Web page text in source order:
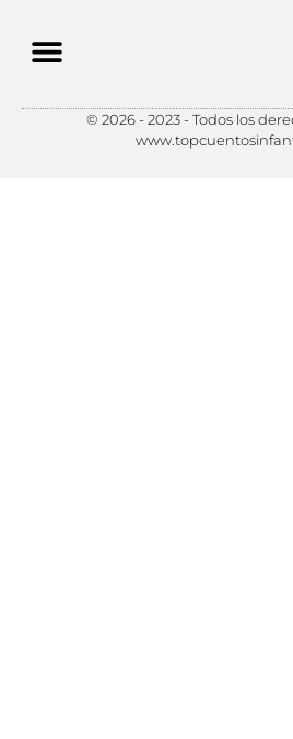
© 2026 - 2023 - Todos los